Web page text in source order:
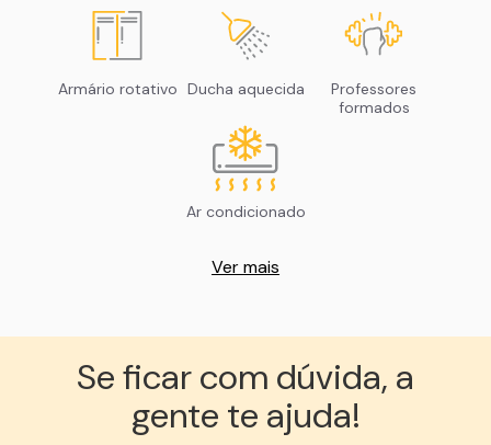
Armário rotativo Ducha aquecida
Professores
formados
Ar condicionado
Ver mais
Se ficar com dúvida, a
gente te ajuda!︎